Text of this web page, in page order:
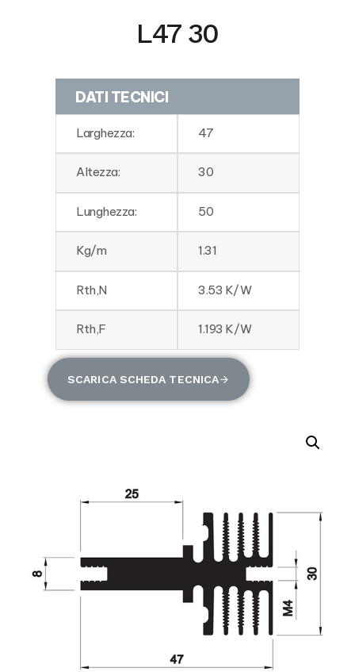
L47 30
DATI TECNICI
Larghezza: 47
Altezza: 30
Lunghezza: 50
Kg/m 1.31
Rth,N 3.53 K/W
Rth,F 1.193 K/W
SCARICA SCHEDA TECNICA